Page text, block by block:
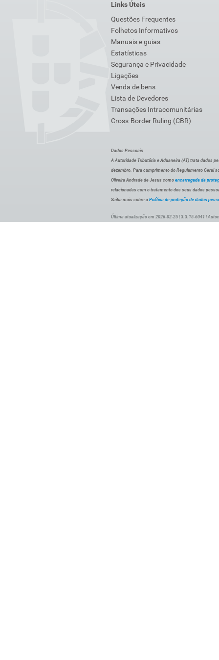
Links Úteis
Questões Frequentes
Folhetos Informativos
Manuais e guias
Estatísticas
Segurança e Privacidade
Ligações
Venda de bens
Lista de Devedores
Transações Intracomunitárias
Cross-Border Ruling (CBR)
Dados Pessoais
A Autoridade Tributária e Aduaneira (AT) trata dados
dezembro. Para cumprimento do Regulamento Geral
Oliveira Andrade de Jesus como encarregada da
relacionadas com o tratamento dos seus dados
Saiba mais sobre a Política de proteção de dados
Última atualização em 2026-02-25 | 3.3.15-6041 |